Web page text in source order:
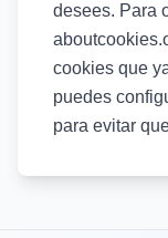
desees. Para
cookies que
puedes
para evitar